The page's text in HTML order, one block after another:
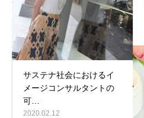
サステナ社会におけるイ
メージコンサルタントの
可…
2020.02.12